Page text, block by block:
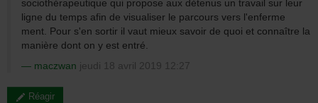
sociothérapeutique qui propose aux détenus un travail sur leur
ligne du temps afin de visualiser le parcours vers l'enferme
ment. Pour s'en sortir il vaut mieux savoir de quoi et connaître la
manière dont on y est entré.
maczwan jeudi 18 avril 2019 12:27
Réagir